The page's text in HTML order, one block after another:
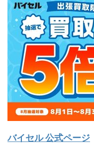
バイセル 公式ページ